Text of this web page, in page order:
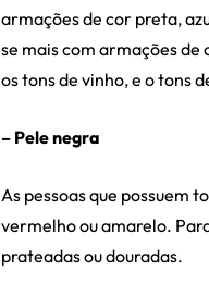
armações de cor preta,
se mais com armações de
os tons de vinho, e o tons
– Pele negra
As pessoas que possuem
vermelho ou amarelo.
prateadas ou douradas.